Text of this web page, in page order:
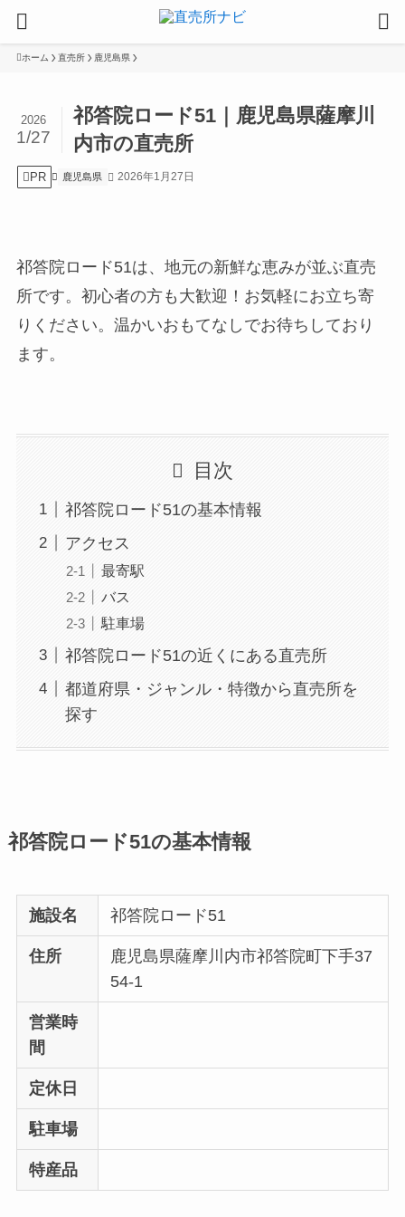
ホーム 直売所 鹿児島県
祁答院ロード51｜鹿児島県薩摩川
内市の直売所
2026
1/27
PR 鹿児島県 2026年1月27日
祁答院ロード51は、地元の新鮮な恵みが並ぶ直売
所です。初心者の方も大歓迎！お気軽にお立ち寄
りください。温かいおもてなしでお待ちしており
ます。
目次
祁答院ロード51の基本情報
アクセス
最寄駅
バス
駐車場
祁答院ロード51の近くにある直売所
都道府県・ジャンル・特徴から直売所を
探す
祁答院ロード51の基本情報
施設名 祁答院ロード51
住所
鹿児島県薩摩川内市祁答院町下手37
54-1
営業時
間
定休日
駐車場
特産品